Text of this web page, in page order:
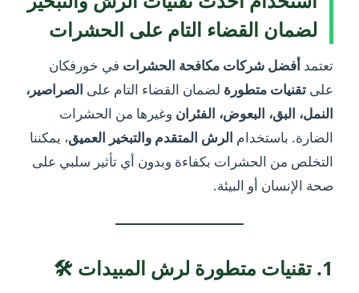
لضمان القضاء التام على الحشرات
تعتمد أفضل شركات مكافحة الحشرات في خورفكان
على تقنيات متطورة لضمان القضاء التام على الصراصير،
النمل، البق، البعوض، الفئران وغيرها من الحشرات
الضارة. باستخدام الرش المتقدم والتبخير العميق، يمكننا
التخلص من الحشرات بكفاءة وبدون أي تأثير سلبي على
صحة الإنسان أو البيئة.
1. تقنيات متطورة لرش المبيدات 🛠️